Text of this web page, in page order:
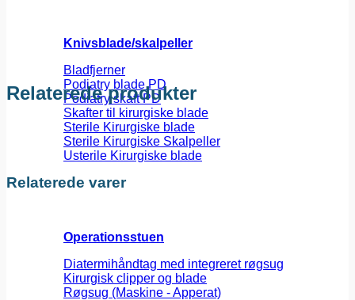
Knivsblade/skalpeller
Bladfjerner
Podiatry blade PD
Podiatry skaft PD
Skafter til kirurgiske blade
Sterile Kirurgiske blade
Sterile Kirurgiske Skalpeller
Usterile Kirurgiske blade
Operationsstuen
Diatermihåndtag med integreret røgsug
Kirurgisk clipper og blade
Røgsug (Maskine - Apperat)
Relaterede produkter
Relaterede varer